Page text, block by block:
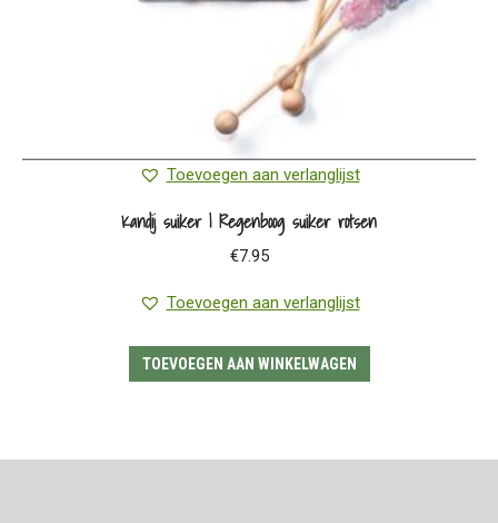
Toevoegen aan verlanglijst
Kandij suiker | Regenboog suiker rotsen
€7.95
Toevoegen aan verlanglijst
TOEVOEGEN AAN WINKELWAGEN